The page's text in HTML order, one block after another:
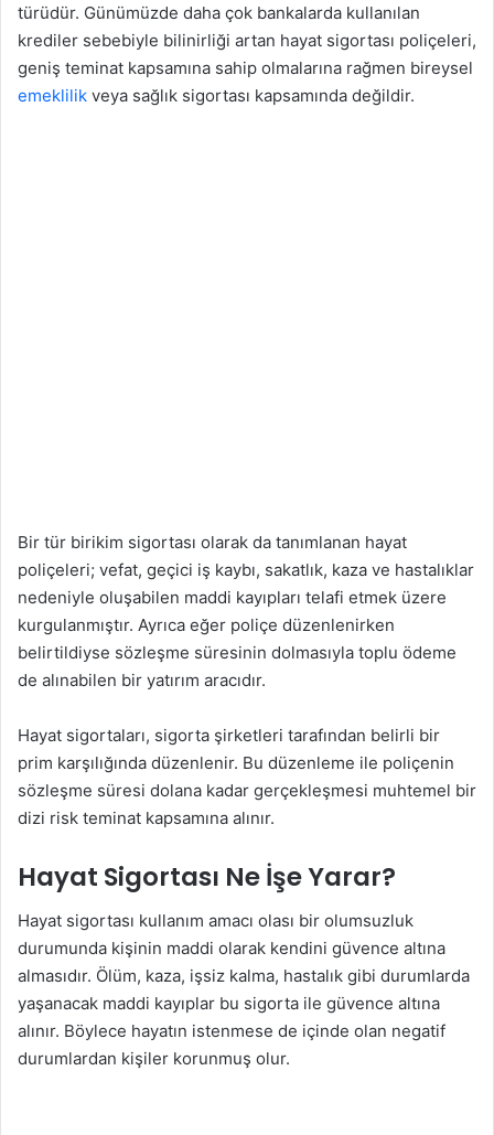
türüdür. Günümüzde daha çok bankalarda kullanılan
krediler sebebiyle bilinirliği artan hayat sigortası poliçeleri,
geniş teminat kapsamına sahip olmalarına rağmen bireysel
emeklilik veya sağlık sigortası kapsamında değildir.
Bir tür birikim sigortası olarak da tanımlanan hayat
poliçeleri; vefat, geçici iş kaybı, sakatlık, kaza ve hastalıklar
nedeniyle oluşabilen maddi kayıpları telafi etmek üzere
kurgulanmıştır. Ayrıca eğer poliçe düzenlenirken
belirtildiyse sözleşme süresinin dolmasıyla toplu ödeme
de alınabilen bir yatırım aracıdır.
Hayat sigortaları, sigorta şirketleri tarafından belirli bir
prim karşılığında düzenlenir. Bu düzenleme ile poliçenin
sözleşme süresi dolana kadar gerçekleşmesi muhtemel bir
dizi risk teminat kapsamına alınır.
Hayat Sigortası Ne İşe Yarar?
Hayat sigortası kullanım amacı olası bir olumsuzluk
durumunda kişinin maddi olarak kendini güvence altına
almasıdır. Ölüm, kaza, işsiz kalma, hastalık gibi durumlarda
yaşanacak maddi kayıplar bu sigorta ile güvence altına
alınır. Böylece hayatın istenmese de içinde olan negatif
durumlardan kişiler korunmuş olur.